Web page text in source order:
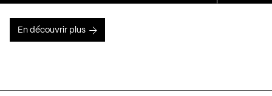
En découvrir plus